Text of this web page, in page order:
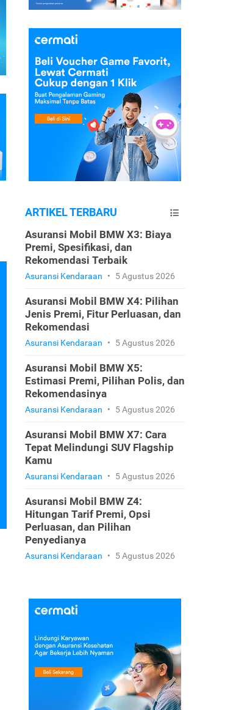
ARTIKEL TERBARU
Asuransi Mobil BMW X3: Biaya
Premi, Spesifikasi, dan
Rekomendasi Terbaik
Asuransi Kendaraan • 5 Agustus 2026
Asuransi Mobil BMW X4: Pilihan
Jenis Premi, Fitur Perluasan, dan
Rekomendasi
Asuransi Kendaraan • 5 Agustus 2026
Asuransi Mobil BMW X5:
Estimasi Premi, Pilihan Polis, dan
Rekomendasinya
Asuransi Kendaraan • 5 Agustus 2026
Asuransi Mobil BMW X7: Cara
Tepat Melindungi SUV Flagship
Kamu
Asuransi Kendaraan • 5 Agustus 2026
Asuransi Mobil BMW Z4:
Hitungan Tarif Premi, Opsi
Perluasan, dan Pilihan
Penyedianya
Asuransi Kendaraan • 5 Agustus 2026